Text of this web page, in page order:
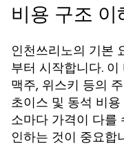
비용 구조 이
인천쓰리노의 기본
부터 시작합니다.
맥주, 위스키 등의
초이스 및 동석 비
소마다 가격이 다를
인하는 것이 중요합